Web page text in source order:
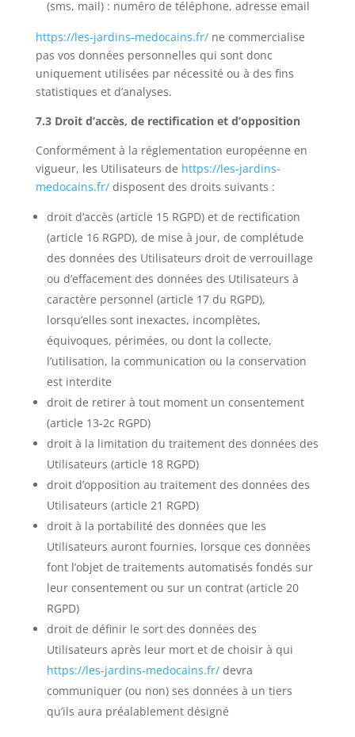
(sms, mail) : numéro de téléphone, adresse email
https://les-jardins-medocains.fr/ne commercialise
pas vos données personnelles qui sont donc
uniquement utilisées par nécessité ou à des fins
statistiques et d’analyses.
7.3 Droit d’accès, de rectification et d’opposition
Conformément à la réglementation européenne en
vigueur, les Utilisateurs de https://les-jardins-
medocains.fr/ disposent des droits suivants :
droit d’accès (article 15 RGPD) et de rectification
(article 16 RGPD), de mise à jour, de complétude
des données des Utilisateurs droit de verrouillage
ou d’effacement des données des Utilisateurs à
caractère personnel (article 17 du RGPD),
lorsqu’elles sont inexactes, incomplètes,
équivoques, périmées, ou dont la collecte,
l’utilisation, la communication ou la conservation
est interdite
droit de retirer à tout moment un consentement
(article 13-2c RGPD)
droit à la limitation du traitement des données des
Utilisateurs (article 18 RGPD)
droit d’opposition au traitement des données des
Utilisateurs (article 21 RGPD)
droit à la portabilité des données que les
Utilisateurs auront fournies, lorsque ces données
font l’objet de traitements automatisés fondés sur
leur consentement ou sur un contrat (article 20
RGPD)
droit de définir le sort des données des
Utilisateurs après leur mort et de choisir à qui
https://les-jardins-medocains.fr/devra
communiquer (ou non) ses données à un tiers
qu’ils aura préalablement désigné